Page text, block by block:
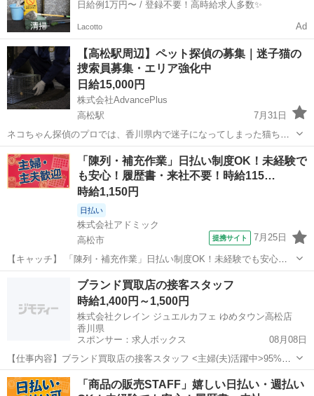
日給例1万円〜 / 登録不要！高時給求人多数✨
Lacotto Ad
【高松駅周辺】ペット探偵の募集｜迷子猫の
捜索員募集・エリア強化中
日給15,000円
株式会社AdvancePlus
高松駅
7月31日
ネコちゃん探偵のプロでは、香川県内で迷子になってしまった猫ちゃ
んを捜索する「捜索員」を募集しています。 現在、各地で迷子猫のご
相談が増えており、継続して動ける方を探しています。 猫ちゃんが突
然いなくなった飼い主様は、...
香川 高松市 高松駅 その他 ネコ
「陳列・補充作業」日払い制度OK！未経験で
も安心！履歴書・来社不要！時給115…
時給1,150円
日払い
株式会社アドミック
高松市
提携サイト 7月25日
【キャッチ】 「陳列・補充作業」日払い制度OK！未経験でも安心！
履歴書・来社不要！時給1150円～！香川県高松市 【コメント】 豊富
なお仕事からあなたの「ピッタリ」を探せる！ ★未経験やブランクの
ある方も活躍中◎ ☆急な...
その他
ブランド買取店の接客スタッフ
時給1,400円～1,500円
株式会社クレイン ジュエルカフェ ゆめタウン高松店
香川県
スポンサー：求人ボックス
08月08日
【仕事内容】ブランド買取店の接客スタッフ <主婦(夫)活躍中>95%が
未経験スタート 座って接客 フルタイム大歓迎 データ入力あり ・何歳
になっても活躍できる(定年がない) ・給与 ・シフトが相談しやすい(残
アルバイト・パート
「商品の販売STAFF」嬉しい日払い・週払い